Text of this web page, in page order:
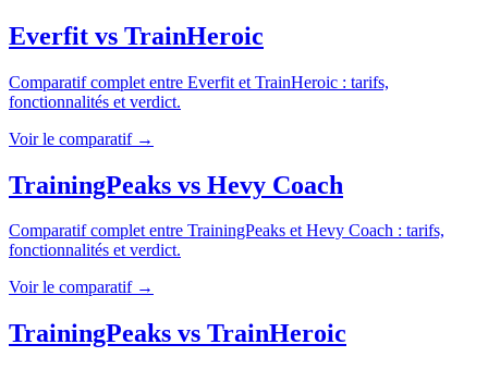
Everfit vs TrainHeroic
Comparatif complet entre Everfit et TrainHeroic : tarifs,
fonctionnalités et verdict.
Voir le comparatif →
TrainingPeaks vs Hevy Coach
Comparatif complet entre TrainingPeaks etHevy Coach : tarifs,
fonctionnalités et verdict.
Voir le comparatif →
TrainingPeaks vs TrainHeroic